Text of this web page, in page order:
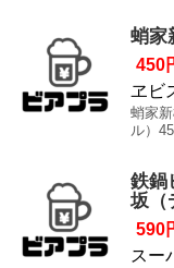
蛸家
450
ヱビ
蛸家
ル）
鉄鍋
坂（
590
スー